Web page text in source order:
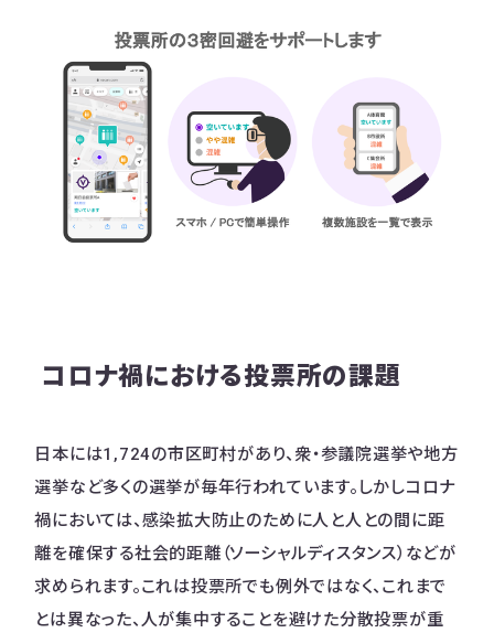
コロナ禍における投票所の課題
日本には1,724の市区町村があり、衆・参議院選挙や地方
選挙など多くの選挙が毎年行われています。しかしコロナ
禍においては、感染拡大防止のために人と人との間に距
離を確保する社会的距離（ソーシャルディスタンス）などが
求められます。これは投票所でも例外ではなく、これまで
とは異なった、人が集中することを避けた分散投票が重